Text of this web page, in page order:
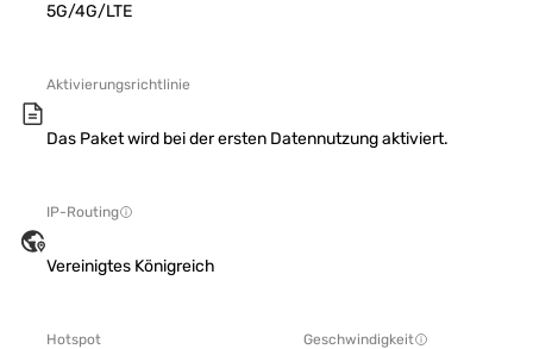
5G/4G/LTE
Aktivierungsrichtlinie
Das Paket wird bei der ersten Datennutzung aktiviert.
IP-Routing
Vereinigtes Königreich
Hotspot Geschwindigkeit